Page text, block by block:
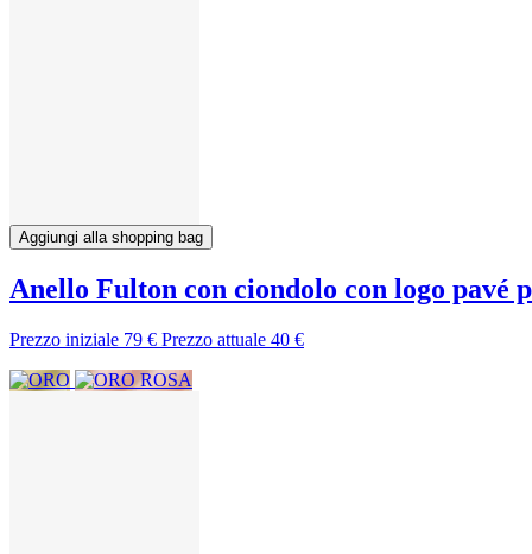
Aggiungi alla shopping bag
Anello Fulton con ciondolo con logo pavé
Prezzo iniziale 79 € Prezzo attuale 40 €